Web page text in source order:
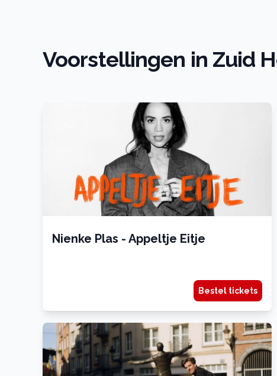
Voorstellingen in Zuid
Nienke Plas - Appeltje Eitje
Bestel tickets